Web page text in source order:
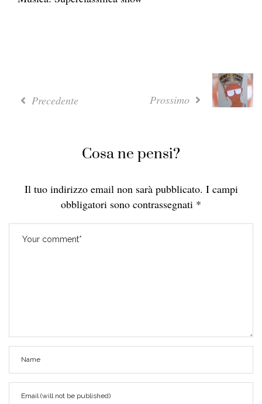
Precedente Prossimo
Cosa ne pensi?
Il tuo indirizzo email non sarà pubblicato. I campi
obbligatori sono contrassegnati *